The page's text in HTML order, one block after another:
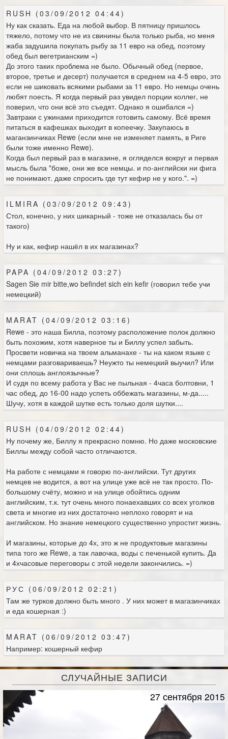
RUSH (03/09/2012 04:44)
Ну как сказать. Еда на любой выбор. В пятницу пришлось
тяжело, потому что не из свинины была только рыба, но меня
жаба задушила покупать рыбу за 11 евро на обед, поэтому
обед был вегетрианским =)
До этого таких проблема не было. Обычный обед (первое,
второе, третье и десерт) получается в среднем на 4-5 евро, это
если не шиковать всякими рыбами за 11 евро. Но немцы очень
любят поесть. Я когда первый раз увидел порции коллег, не
поверил, что они всё это съедят. Однако я ошибался =)
Завтраки с ужинами приходится готовить самому. Всё время
питаться в кафешках выходит в копеечку. Закупаюсь в
маганзинчиках Rewe (если мне не изменяет память, в Риге
были тоже именно Rewe).
Когда был первый раз в магазине, я огляделся вокруг и первая
мысль была "боже, они же все немцы. и по-английски ни фига
не понимают. даже спросить где тут кефир не у кого.". =)
ILMIRA (03/09/2012 09:43)
Стол, конечно, у них шикарный - тоже не отказалась бы от
такого)
Ну и как, кефир нашёл в их магазинах?
PAPA (04/09/2012 03:27)
Sagen Sie mir bitte,wo befindet sich ein kefir (говорил тебе учи
немецкий)
MARAT (04/09/2012 03:16)
Rewe - это наша Билла, поэтому расположение полок должно
быть похожим, хотя наверное ты и Биллу успел забыть.
Просвети новичка на твоем альманахе - ты на каком языке с
немцами разговариваешь? Неужто ты немецкий выучил? Или
они сплошь англоязычные?
И судя по всему работа у Вас не пыльная - 4часа болтовни, 1
час обед, до 16-00 надо успеть оббежать магазины, м-да.....
Шучу, хотя в каждой шутке есть только доля шутки....
RUSH (04/09/2012 02:44)
Ну почему же, Биллу я прекрасно помню. Но даже московские
Биллы между собой часто отличаются.
На работе с немцами я говорю по-английски. Тут других
немцев не водится, а вот на улице уже всё не так просто. По-
большому счёту, можно и на улице обойтись одним
английским, т.к. тут очень много понаехавших со всех уголков
света и многие из них достаточно неплохо говорят и на
английском. Но знание немецкого существенно упростит жизнь.
И магазины, которые до 4х, это ж не продуктовые магазины
типа того же Rewe, а так лавочка, воды с печенькой купить. Да
и 4хчасовые переговоры с этой недели закончились. =)
РУС (06/09/2012 02:21)
Там же турков должно быть много . У них может в магазинчиках
и еда кошерная :)
MARAT (06/09/2012 03:47)
Например: кошерный кефир
СЛУЧАЙНЫЕ ЗАПИСИ
27 сентября 2015